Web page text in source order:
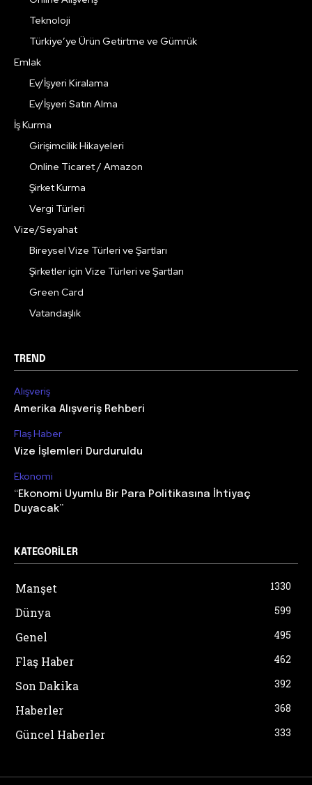
Teknoloji
Türkiye’ye Ürün Getirtme ve Gümrük
Emlak
Ev/İşyeri Kiralama
Ev/İşyeri Satın Alma
İş Kurma
Girişimcilik Hikayeleri
Online Ticaret / Amazon
Şirket Kurma
Vergi Türleri
Vize/Seyahat
Bireysel Vize Türleri ve Şartları
Şirketler için Vize Türleri ve Şartları
Green Card
Vatandaşlık
TREND
Alışveriş
Amerika Alışveriş Rehberi
Flaş Haber
Vize İşlemleri Durduruldu
Ekonomi
“Ekonomi Uyumlu Bir Para Politikasına İhtiyaç
Duyacak”
KATEGORILER
Manşet 1330
Dünya 599
Genel 495
Flaş Haber 462
Son Dakika 392
Haberler 368
Güncel Haberler 333